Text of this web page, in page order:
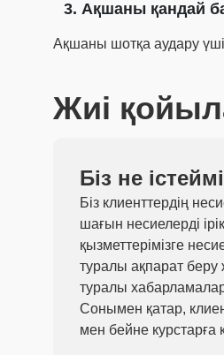
Ақшаны қандай
Ақшаны шотқа аудару
Жиі
Біз не
Біз клиенттердің
шағын несиелерді
қызметтерімізге
туралы ақпарат
туралы
Сонымен қатар,
мен бейне курстарға